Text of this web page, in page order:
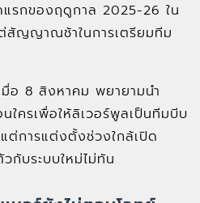
แรกของฤดูกาล 2025-26 ใน
ญญาณช้าในการเตรียมทีม
อ 8 สิงหาคม พยายามนำ
ใครเพื่อให้ลิเวอร์พูลเป็นทีมบีบ
ต่การแต่งตั้งช่วงใกล้เปิด
กับระบบใหม่ไม่ทัน